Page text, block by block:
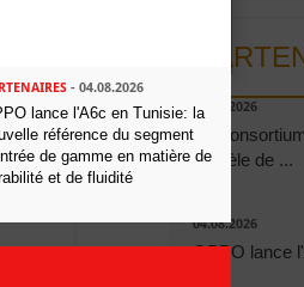
06.08.2026
Un
modèle de ...
04.08.2026
OPPO lance
- 04.08.2026
lance l'A6c en Tunisie: la
référence du segment
de gamme en matière de
et de fluidité